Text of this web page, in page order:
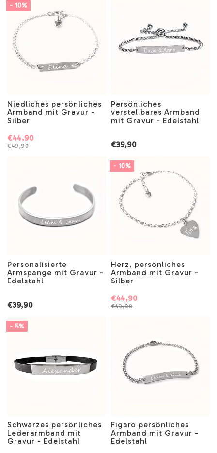
- 10%
Niedliches persönliches
Armband mit Gravur -
Silber
€49,90
€44,90
Persönliches
verstellbares Armband
mit Gravur - Edelstahl
€39,90
Personalisierte
Armspange mit Gravur -
Edelstahl
€39,90
- 10%
Herz, persönliches
Armband mit Gravur -
Silber
€49,90
€44,90
- 5%
Schwarzes persönliches
Lederarmband mit
Gravur - Edelstahl
Figaro persönliches
Armband mit Gravur -
Edelstahl